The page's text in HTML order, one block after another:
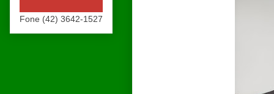
Fone (42) 3642-1527